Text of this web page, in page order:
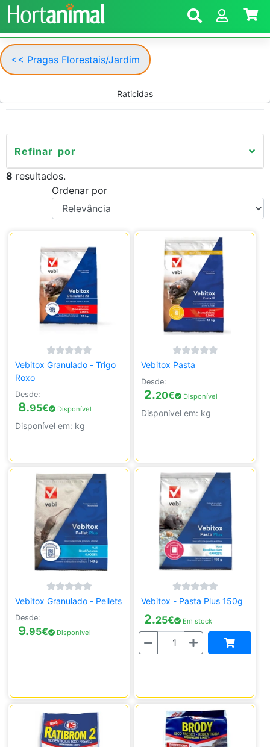
<< Pragas Florestais/Jardim
Raticidas
Refinar por
8 resultados.
Ordenar por
Vebitox Granulado - Trigo
Roxo
Desde:
8.95€ Disponível
Disponível em: kg
Vebitox Pasta
Desde:
2.20€ Disponível
Disponível em: kg
Vebitox Granulado - Pellets
Desde:
9.95€ Disponível
Vebitox - Pasta Plus 150g
2.25€ Em stock
Quantidade